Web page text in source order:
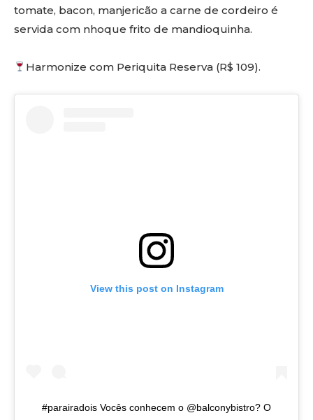
tomate, bacon, manjericão a carne de cordeiro é
servida com nhoque frito de mandioquinha.
Harmonize com Periquita Reserva (R$ 109).
View this post on Instagram
#parairadois Vocês conhecem o @balconybistro? O